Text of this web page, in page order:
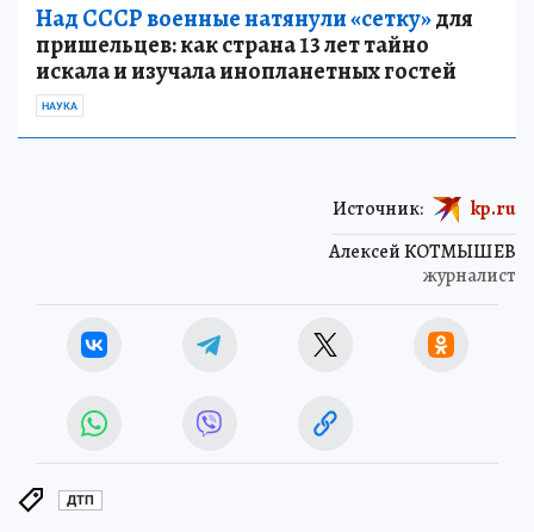
Над СССР военные натянули «сетку»для
пришельцев: как страна 13 лет тайно
искала и изучала инопланетных гостей
НАУКА
Алексей КОТМЫШЕВ
журналист
Источник: kp.ru
ДТП